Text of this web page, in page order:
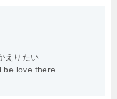
えりたい
be love there